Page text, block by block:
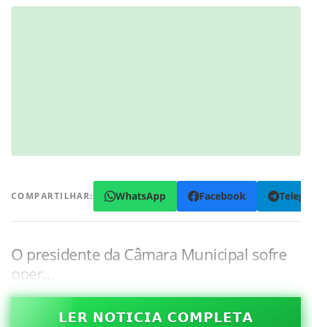
COMPARTILHAR: WhatsApp Facebook
O presidente da Câmara Municipal sofre
oper…
𝗟𝗘𝗥 𝗡𝗢𝗧𝗜𝗖𝗜𝗔 𝗖𝗢𝗠𝗣𝗟𝗘𝗧𝗔